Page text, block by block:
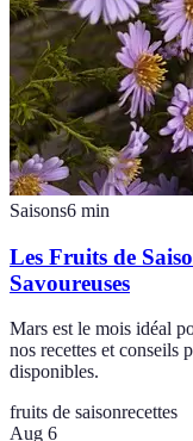
Saisons6 min
Les Fruits de
Savoureuses
Mars est le mois idéal
nos recettes et conseils
disponibles.
fruits de saisonrecettes
Aug 6